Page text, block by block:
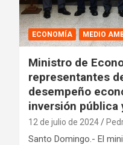
ECONOMÍA MEDIO
Ministro de
representantes
desempeño
inversión pública
12 de julio de 2024
Santo Domingo.- El